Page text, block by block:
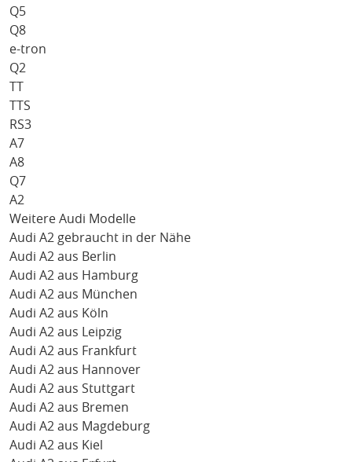
Q5
Q8
e-tron
Q2
TT
TTS
RS3
A7
A8
Q7
A2
Weitere Audi Modelle
Audi A2 gebraucht in der Nähe
Audi A2 aus Berlin
Audi A2 aus Hamburg
Audi A2 aus München
Audi A2 aus Köln
Audi A2 aus Leipzig
Audi A2 aus Frankfurt
Audi A2 aus Hannover
Audi A2 aus Stuttgart
Audi A2 aus Bremen
Audi A2 aus Magdeburg
Audi A2 aus Kiel